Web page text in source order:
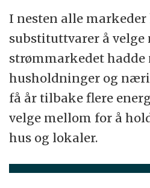
I nesten alle
substituttvarer å velge
strømmarkedet hadde
husholdninger og
få år tilbake flere
velge mellom for å
hus og lokaler.